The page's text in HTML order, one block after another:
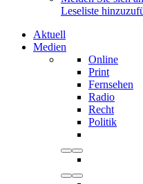
Leseliste
Aktuell
Medien
Online
Print
Fernsehen
Radio
Recht
Politik